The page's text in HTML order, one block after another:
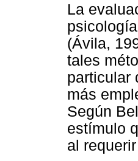
La
(Ávila,
tales
particular
más
Según
estímulo
al